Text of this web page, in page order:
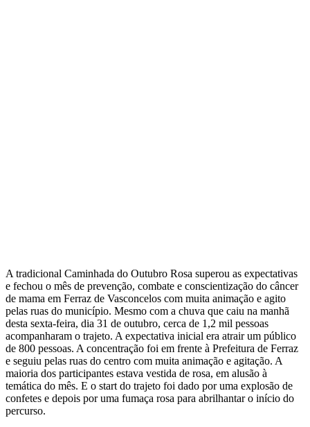
A tradicional Caminhada do Outubro Rosa superou as expectativas
e fechou o mês de prevenção, combate e conscientização do câncer
de mama em Ferraz de Vasconcelos com muita animação e agito
pelas ruas do município. Mesmo com a chuva que caiu na manhã
desta sexta-feira, dia 31 de outubro, cerca de 1,2 mil pessoas
acompanharam o trajeto. A expectativa inicial era atrair um público
de 800 pessoas. A concentração foi em frente à Prefeitura de Ferraz
e seguiu pelas ruas do centro com muita animação e agitação. A
maioria dos participantes estava vestida de rosa, em alusão à
temática do mês. E o start do trajeto foi dado por uma explosão de
confetes e depois por uma fumaça rosa para abrilhantar o início do
percurso.